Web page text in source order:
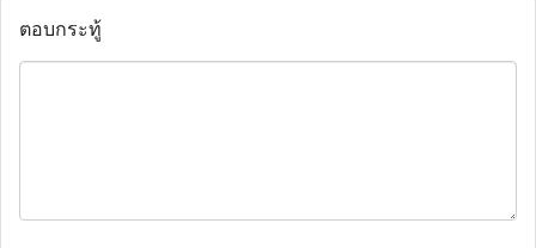
ตอบกระทู้